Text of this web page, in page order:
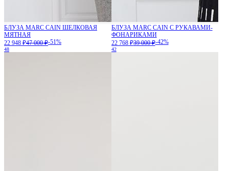
БЛУЗА MARC CAIN ШЕЛКОВАЯ
МЯТНАЯ
22 948 ₽47 000 ₽-51%
48
БЛУЗА MARC CAIN С РУКАВАМИ-
ФОНАРИКАМИ
22 768 ₽39 000 ₽-42%
42